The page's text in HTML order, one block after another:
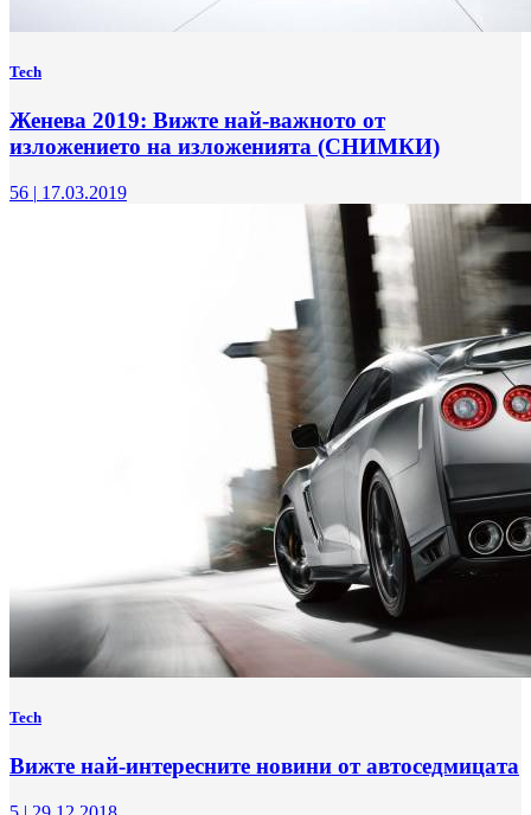
Tech
Женева 2019: Вижте най-важното от
изложението на изложенията (СНИМКИ)
56 | 17.03.2019
Tech
Вижте най-интересните новини от автоседмицата